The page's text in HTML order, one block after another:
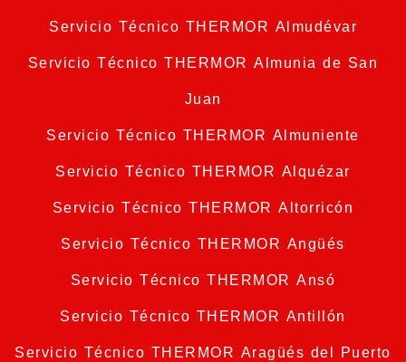
Servicio Técnico THERMOR Almudévar
Servicio Técnico THERMOR Almunia de San
Juan
Servicio Técnico THERMOR Almuniente
Servicio Técnico THERMOR Alquézar
Servicio Técnico THERMOR Altorricón
Servicio Técnico THERMOR Angüés
Servicio Técnico THERMOR Ansó
Servicio Técnico THERMOR Antillón
Servicio Técnico THERMOR Aragüés del Puerto